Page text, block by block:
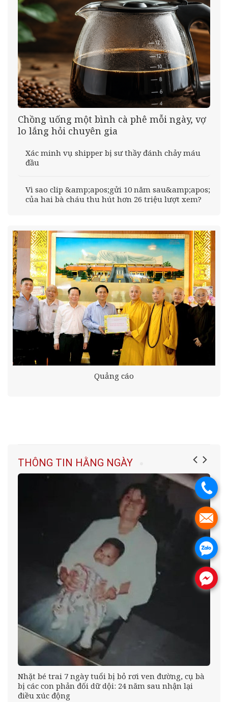
Chồng uống một bình cà phê mỗi ngày, vợ
lo lắng hỏi chuyên gia
Xác minh vụ shipper bị sư thầy đánh chảy máu
đầu
Vì sao clip &amp;apos;gửi 10 năm sau&amp;apos;
của hai bà cháu thu hút hơn 26 triệu lượt xem?
Quảng cáo
THÔNG TIN HẰNG NGÀY
Nhặt bé trai 7 ngày tuổi bị bỏ rơi ven đường, cụ bà
bị các con phản đối dữ dội: 24 năm sau nhận lại
điều xúc động
.
.
.
.